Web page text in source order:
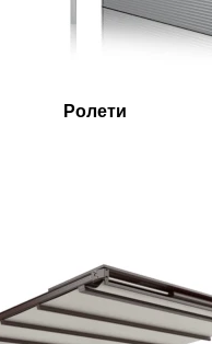
Ролети